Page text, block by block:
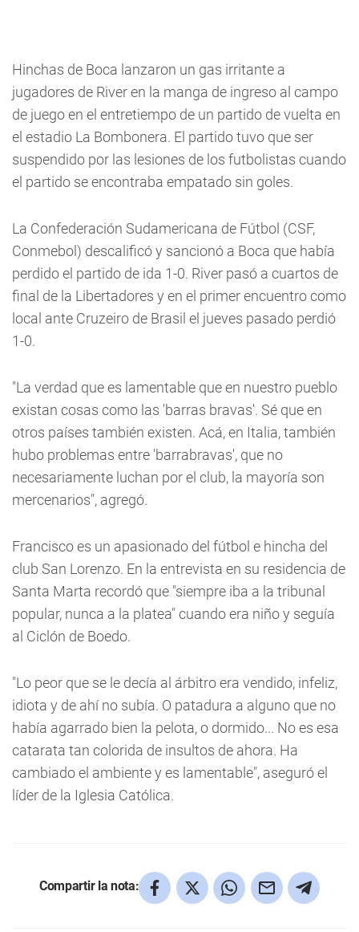
Hinchas de Boca lanzaron un gas irritante a
jugadores de River en la manga de ingreso al campo
de juego en el entretiempo de un partido de vuelta en
el estadio La Bombonera. El partido tuvo que ser
suspendido por las lesiones de los futbolistas cuando
el partido se encontraba empatado sin goles.
La Confederación Sudamericana de Fútbol (CSF,
Conmebol) descalificó y sancionó a Boca que había
perdido el partido de ida 1-0. River pasó a cuartos de
final de la Libertadores y en el primer encuentro como
local ante Cruzeiro de Brasil el jueves pasado perdió
1-0.
"La verdad que es lamentable que en nuestro pueblo
existan cosas como las 'barras bravas'. Sé que en
otros países también existen. Acá, en Italia, también
hubo problemas entre 'barrabravas', que no
necesariamente luchan por el club, la mayoría son
mercenarios", agregó.
Francisco es un apasionado del fútbol e hincha del
club San Lorenzo. En la entrevista en su residencia de
Santa Marta recordó que "siempre iba a la tribunal
popular, nunca a la platea" cuando era niño y seguía
al Ciclón de Boedo.
"Lo peor que se le decía al árbitro era vendido, infeliz,
idiota y de ahí no subía. O patadura a alguno que no
había agarrado bien la pelota, o dormido... No es esa
catarata tan colorida de insultos de ahora. Ha
cambiado el ambiente y es lamentable", aseguró el
líder de la Iglesia Católica.
Compartir la nota: